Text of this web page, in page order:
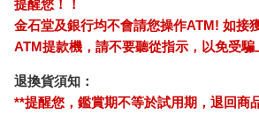
提醒您！！
金石堂及銀行均不會請您操作ATM! 如接
ATM提款機，請不要聽從指示，以免受騙
退換貨須知：
**提醒您，鑑賞期不等於試用期，退回商